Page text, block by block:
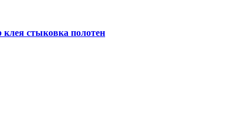
клея стыковка полотен